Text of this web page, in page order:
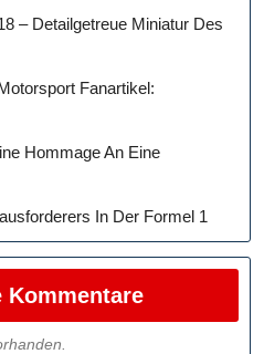
– Detailgetreue Miniatur Des
Fanartikel:
Hommage An Eine
In Der Formel 1
Kommentare